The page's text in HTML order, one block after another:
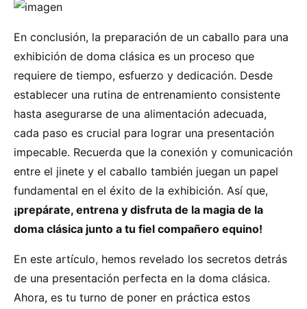
En conclusión, la preparación de un caballo para una
exhibición de doma clásica es un proceso que
requiere de tiempo, esfuerzo y dedicación. Desde
establecer una rutina de entrenamiento consistente
hasta asegurarse de una alimentación adecuada,
cada paso es crucial para lograr una presentación
impecable. Recuerda que la conexión y comunicación
entre el jinete y el caballo también juegan un papel
fundamental en el éxito de la exhibición. Así que,
¡prepárate, entrena y disfruta de la magia de la
doma clásica junto a tu fiel compañero equino!
En este artículo, hemos revelado los secretos detrás
de una presentación perfecta en la doma clásica.
Ahora, es tu turno de poner en práctica estos